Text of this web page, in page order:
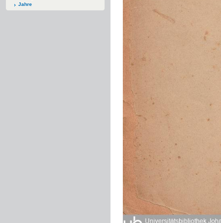
Jahre